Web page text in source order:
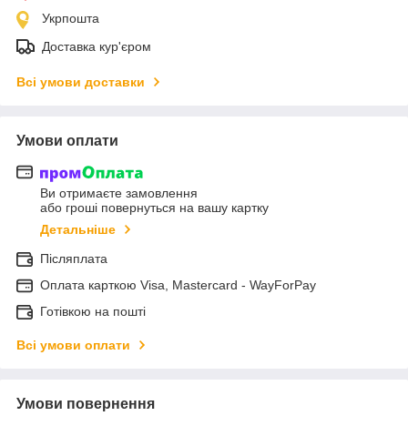
Укрпошта
Доставка кур'єром
Всі умови доставки
Умови оплати
Ви отримаєте замовлення
або гроші повернуться на вашу картку
Детальніше
Післяплата
Оплата карткою Visa, Mastercard - WayForPay
Готівкою на пошті
Всі умови оплати
Умови повернення